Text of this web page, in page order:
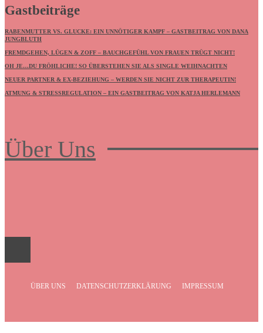
Gastbeiträge
RABENMUTTER VS. GLUCKE: EIN UNNÖTIGER KAMPF – GASTBEITRAG VON DANA
JUNGBLUTH
FREMDGEHEN, LÜGEN & ZOFF – BAUCHGEFÜHL VON FRAUEN TRÜGT NICHT!
OH JE…DU FRÖHLICHE! SO ÜBERSTEHEN SIE ALS SINGLE WEIHNACHTEN
NEUER PARTNER & EX-BEZIEHUNG – WERDEN SIE NICHT ZUR THERAPEUTIN!
ATMUNG & STRESSREGULATION – EIN GASTBEITRAG VON KATJA HERLEMANN
Über Uns
ÜBER UNS DATENSCHUTZERKLÄRUNG IMPRESSUM